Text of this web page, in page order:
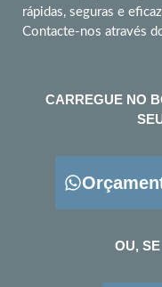
rápidas, seguras e
Contacte-nos através
CARREGUE NO
OU,